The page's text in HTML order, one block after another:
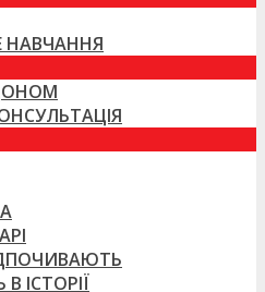
НАВЧАННЯ
В ІСТОРІЇ